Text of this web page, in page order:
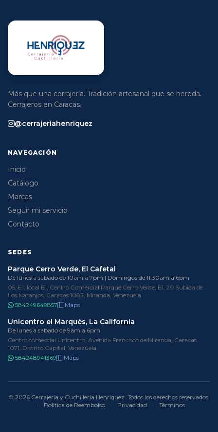
Más que una cerrajería. Tradición artesanal que se hereda.
Cerrajeros en Caracas.
@cerrajeriahenriquez
NAVEGACIÓN
Inicio
Catálogo
Marcas
Seguir mi servicio
Contacto
SEDES
Parque Cerro Verde, El Cafetal
De lunes a sabado de 10am a 7pm | Domingos de 11:30am a 6pm
05, E1, local E1, Centro Comercial Parque Cerro Verde, E1, 20 Subida de
Los Naranjos, Caracas 1083, Miranda, Venezuela
584249649857
Maps
Unicentro el Marqués, La California
De lunes a sabado de 9am a 6pm
Centro comercial Unicentro, Avenida Francisco de Miranda, Caracas
1071, Distrito Capital, Venezuela
584248941369
Maps
© 2026 Cerrajería y Cuchillería Henríquez. Todos los derechos reservados.
·
Política de Reembolso · Privacidad · Términos